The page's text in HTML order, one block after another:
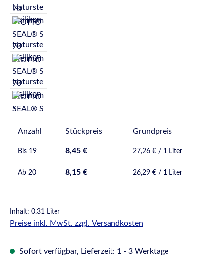
Anzahl Stückpreis Grundpreis
Bis 19 8,45 € 27,26 € / 1 Liter
Ab 20 8,15 € 26,29 € / 1 Liter
Inhalt: 0.31 Liter
Preise inkl. MwSt. zzgl. Versandkosten
Sofort verfügbar, Lieferzeit: 1 - 3 Werktage